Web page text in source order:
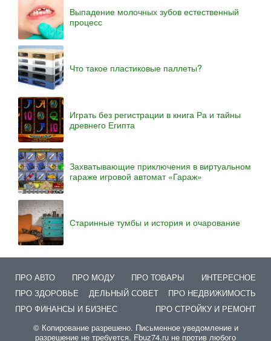
Выпадение молочных зубов естественный
процесс
Что такое пластиковые паллеты?
Играть без регистрации в книга Ра и тайны
древнего Египта
Захватывающие приключения в виртуальном
гараже игровой автомат «Гараж»
Старинные тумбы и история и очарование
ПРО АВТО ПРО МОДУ ПРО ТОВАРЫ
ИНТЕРЕСНОЕ
ПРО ЗДОРОВЬЕ
ДЕЛЬНЫЙ СОВЕТ
ПРО НЕДВИЖИМОСТЬ
ПРО ФИНАНСЫ И БИЗНЕС
ПРО СТРОЙКУ И РЕМОНТ
© Копирование разрешено. Письменное уведомление и
разрешение не требуется. Fbuz74.ru не против любого